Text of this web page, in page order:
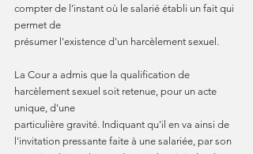
compter de l’instant où le salarié établi un fait qui
permet de
présumer l'existence d'un harcèlement sexuel.
La Cour a admis que la qualification de
harcèlement sexuel soit retenue, pour un acte
unique, d'une
particulière gravité. Indiquant qu'il en va ainsi de
l'invitation pressante faite à une salariée, par son